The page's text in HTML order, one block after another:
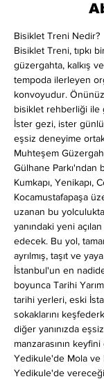
Bisiklet Treni Nedir?
Bisiklet Treni, tıpkı
güzergahta, kalkış
tempoda ilerleyen
konvoyudur.
bisiklet rehberliği ile
İster gezi, ister
eşsiz deneyime
Muhteşem
Gülhane Parkı'ndan
Kumkapı, Yenikapı,
Kocamustafapaşa
uzanan bu
yanındaki yeni
edecek. Bu yol,
ayrılmış, taşıt ve
İstanbul'un en
boyunca Tarihi
tarihi yerleri, eski
sokaklarını
diğer yanınızda
manzarasının keyfini
Yedikule'de Mola ve
Yedikule'de